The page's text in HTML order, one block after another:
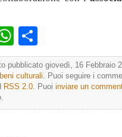
WhatsApp
pubblicato giovedì, 16 Febbraio
culturali. Puoi seguire i
RSS 2.0. Puoi inviare un